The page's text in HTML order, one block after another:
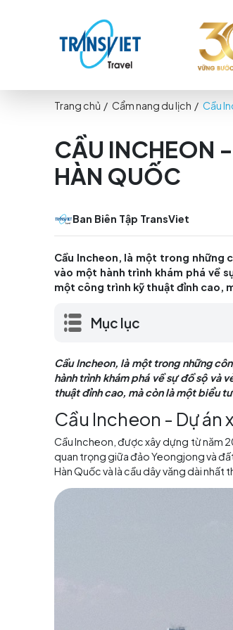
CẦU
HÀN QUỐC
Ban Biên Tập TransViet
Cầu Incheon, là một
vào một hành trình khám
một công trình kỹ thuật
Mục lục
Cầu Incheon, là một trong
hành trình khám phá về sự
thuật đỉnh cao, mà còn là
Cầu Incheon -
Cầu Incheon, được xây dựng
quan trọng giữa đảo